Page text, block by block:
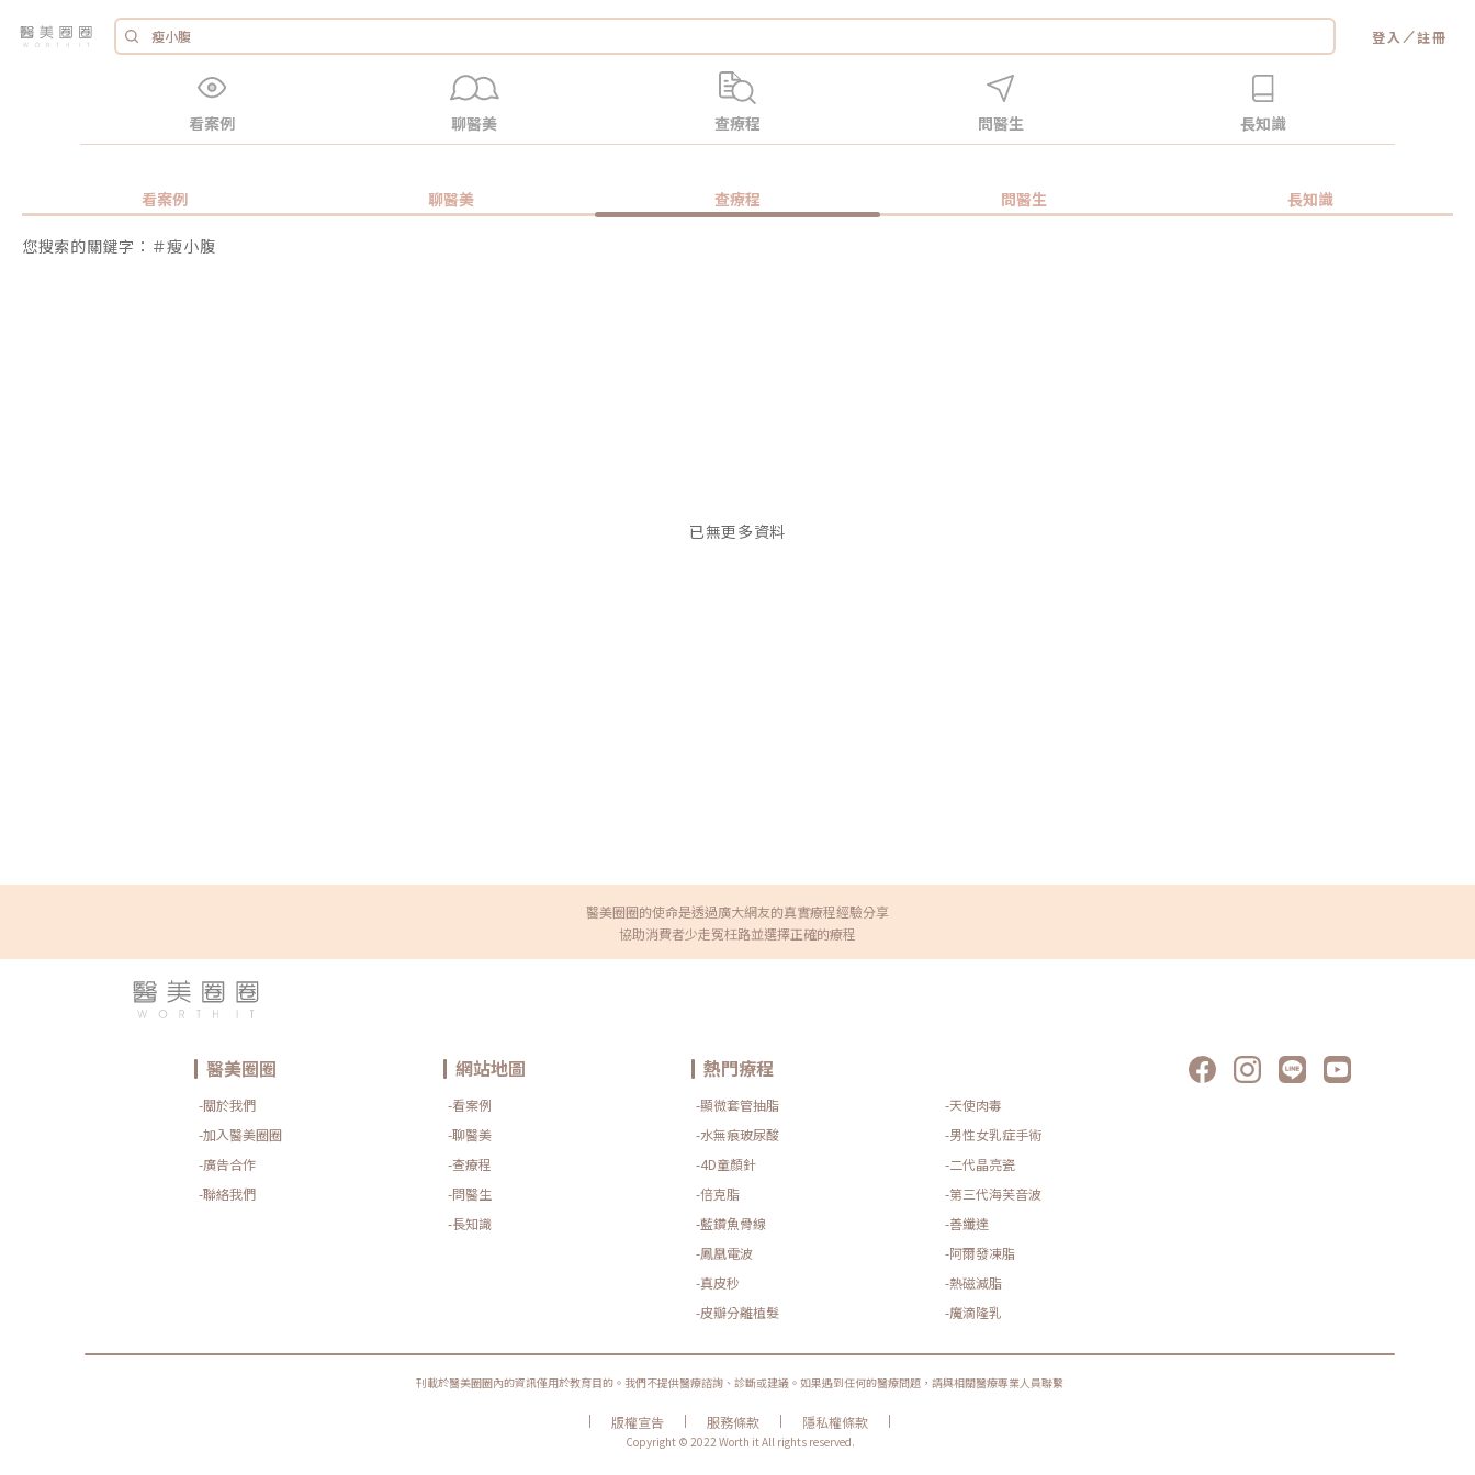
登入 ／註冊
看案例 聊醫美 查療程 問醫生 長知識
看案例 聊醫美 查療程 問醫生 長知識
您搜索的關鍵字：＃瘦小腹
已無更多資料
醫美圈圈的使命是透過廣大網友的真實療程經驗分享
協助消費者少走冤枉路並選擇正確的療程
醫美圈圈
-關於我們
-加入醫美圈圈
-廣告合作
-聯絡我們
網站地圖
-看案例
-聊醫美
-查療程
-問醫生
-長知識
熱門療程
-顯微套管抽脂
-天使肉毒
-水無痕玻尿酸
-男性女乳症手術
-4D童顏針
-二代晶亮瓷
-倍克脂
-第三代海芙音波
-藍鑽魚骨線
-善纖達
-鳳凰電波
-阿爾發凍脂
-真皮秒
-熱磁減脂
-皮瓣分離植髮
-魔滴隆乳
刊載於醫美圈圈內的資訊僅用於教育目的。我們不提供醫療諮詢、診斷或建議。如果遇到任何的醫療問題，請與相關醫療專業人員聯繫
| 版權宣告 | 服務條款 | 隱私權條款
|
Copyright © 2022 Worth it All rights reserved.